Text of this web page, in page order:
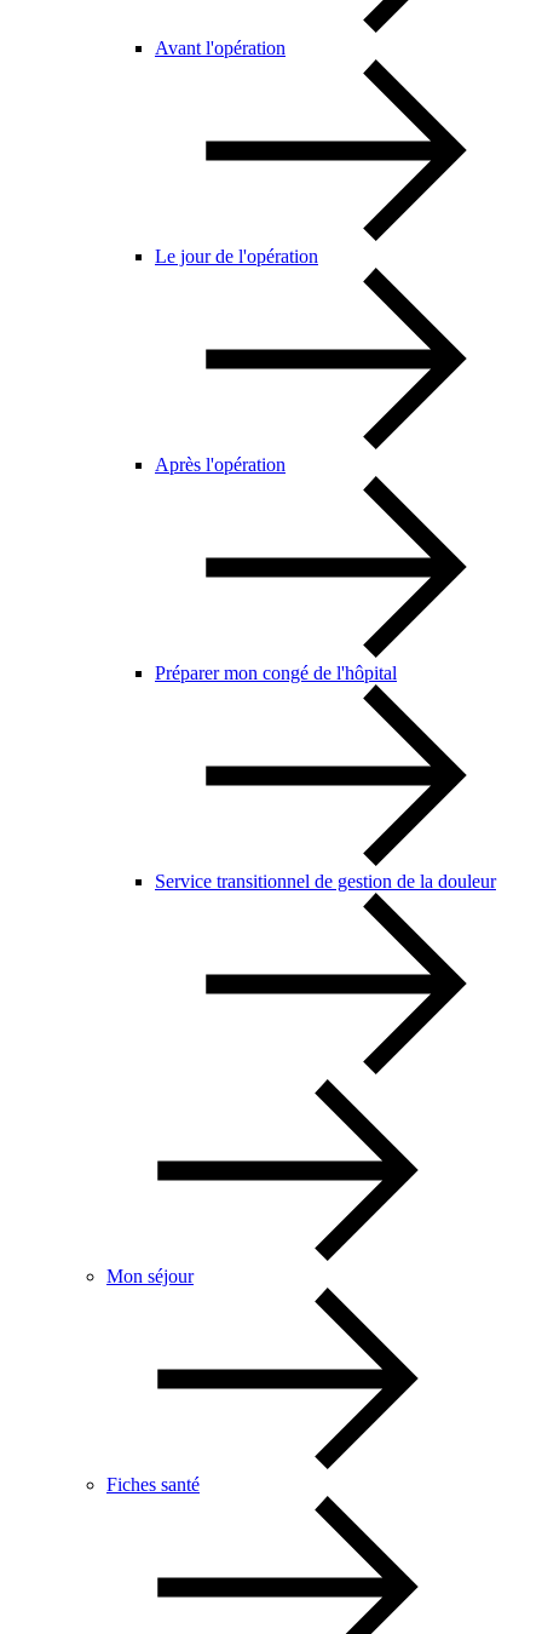
Avant l'opération
Le jour de l'opération
Après l'opération
Préparer mon congé de l'hôpital
Service transitionnel de gestion de la douleur
Mon séjour
Fiches santé